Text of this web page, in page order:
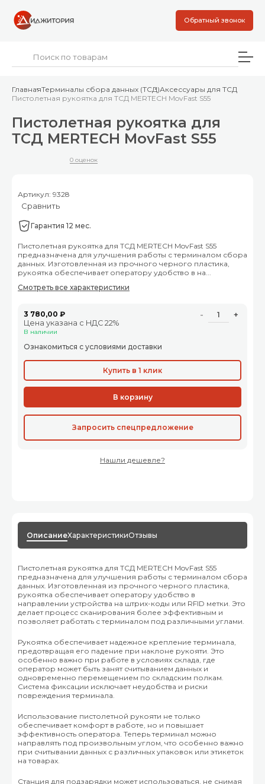
Обратный звонок
ГлавнаяТерминалы сбора данных (ТСД)Аксессуары для ТСД
Пистолетная рукоятка для ТСД MERTECH MovFast S55
Пистолетная рукоятка для
ТСД MERTECH MovFast S55
0 оценок
Артикул: 9328
Сравнить
Гарантия 12 мес.
Пистолетная рукоятка для ТСД MERTECH MovFast S55
предназначена для улучшения работы с терминалом сбора
данных. Изготовленная из прочного черного пластика,
рукоятка обеспечивает оператору удобство в на...
Смотреть все характеристики
3 780,00 ₽
Цена указана с НДС 22%
В наличии
- +
Ознакомиться с условиями доставки
Купить в 1 клик
В корзину
Запросить спецпредложение
Нашли дешевле?
ОписаниеХарактеристикиОтзывы
Пистолетная рукоятка для ТСД MERTECH MovFast S55
предназначена для улучшения работы с терминалом сбора
данных. Изготовленная из прочного черного пластика,
рукоятка обеспечивает оператору удобство в
направлении устройства на штрих-коды или RFID метки. Это
делает процесс сканирования более эффективным и
позволяет работать с терминалом под различными углами.
Рукоятка обеспечивает надежное крепление терминала,
предотвращая его падение при наклоне рукояти. Это
особенно важно при работе в условиях склада, где
оператор может быть занят считыванием данных и
одновременно перемещением по складским полкам.
Система фиксации исключает неудобства и риски
повреждения терминала.
Использование пистолетной рукояти не только
обеспечивает комфорт в работе, но и повышает
эффективность оператора. Теперь терминал можно
направлять под произвольным углом, что особенно важно
при считывании данных с различных упаковок или этикеток
на товарах.
Станция для подзарядки может использоваться, не снимая